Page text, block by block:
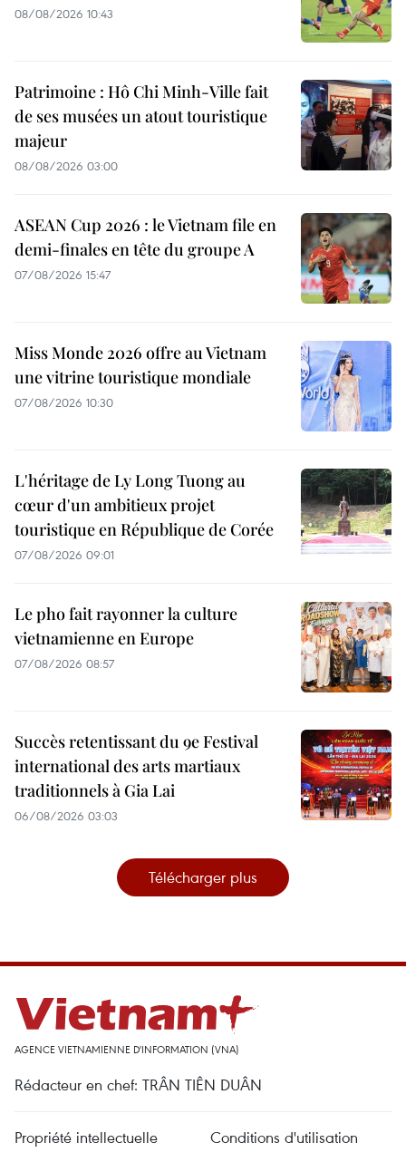
08/08/2026 10:43
Patrimoine : Hô Chi Minh-Ville fait
de ses musées un atout touristique
majeur
08/08/2026 03:00
ASEAN Cup 2026 : le Vietnam file en
demi-finales en tête du groupe A
07/08/2026 15:47
Miss Monde 2026 offre au Vietnam
une vitrine touristique mondiale
07/08/2026 10:30
L'héritage de Ly Long Tuong au
cœur d'un ambitieux projet
touristique en République de Corée
07/08/2026 09:01
Le pho fait rayonner la culture
vietnamienne en Europe
07/08/2026 08:57
Succès retentissant du 9e Festival
international des arts martiaux
traditionnels à Gia Lai
06/08/2026 03:03
Télécharger plus
AGENCE VIETNAMIENNE D'INFORMATION (VNA)
Rédacteur en chef: TRÂN TIÊN DUÂN
Propriété intellectuelle
Conditions d'utilisation